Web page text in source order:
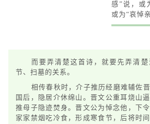
感”说，或
或为“哀悼
而要弄清楚这首诗，就要先弄清
节、扫墓的关系。
相传春秋时，介子推历经磨难辅佐
国后，隐居介休绵山。晋文公重耳烧山
推母子隐迹焚身。晋文公为悼念他，下
家家禁烟吃冷食，形成寒食节，后将时